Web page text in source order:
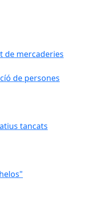
de mercaderies
de persones
tancats